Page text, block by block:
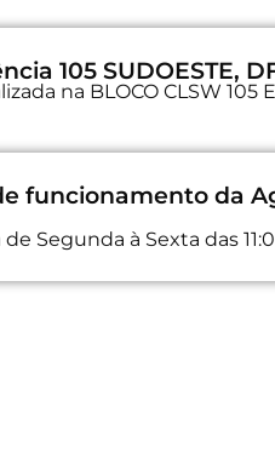
105 SUDOESTE,
na BLOCO CLSW 105
funcionamento da
Segunda à Sexta das